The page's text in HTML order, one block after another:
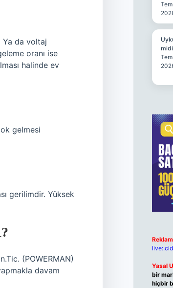
Ya da voltaj
oranı ise
halinde ev
gelmesi
gerilimdir. Yüksek
(POWERMAN)
davam
Yasal
bir
hiçbir